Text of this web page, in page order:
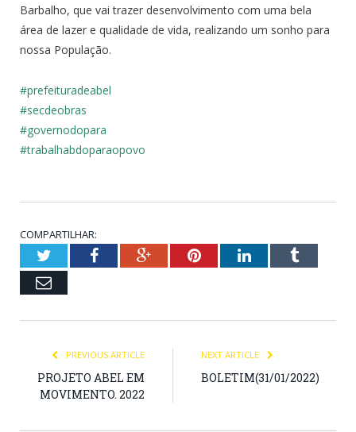
Barbalho, que vai trazer desenvolvimento com uma bela
área de lazer e qualidade de vida, realizando um sonho para
nossa População.
#prefeituradeabel
#secdeobras
#governodopara
#trabalhabdoparaopovo
COMPARTILHAR:
TwitterFacebookGoogle+PinterestLinkedInTumblr
Email
PREVIOUS ARTICLE
PROJETO ABEL EM
MOVIMENTO. 2022
NEXT ARTICLE
BOLETIM(31/01/2022)